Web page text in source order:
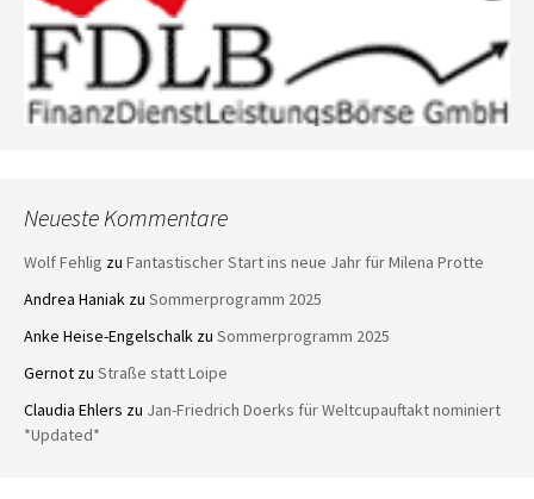
Neueste Kommentare
Wolf Fehlig zu Fantastischer Start ins neue Jahr für Milena Protte
Andrea Haniak zu Sommerprogramm 2025
Anke Heise-Engelschalk zu Sommerprogramm 2025
Gernot zu Straße statt Loipe
Claudia Ehlers zu Jan-Friedrich Doerks für Weltcupauftakt nominiert
*Updated*